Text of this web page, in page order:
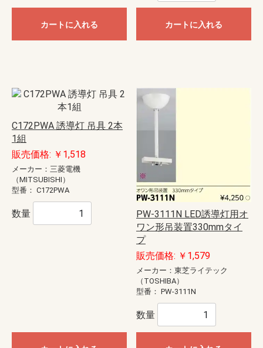
カートに入れる カートに入れる
C172PWA 誘導灯 吊具 2本
1組
販売価格: ￥1,518
メーカー：三菱電機
（MITSUBISHI）
型番： C172PWA
数量
PW-3111N LED誘導灯用オ
ワン形吊装置330mmタイ
プ
販売価格: ￥1,579
メーカー：東芝ライテック
（TOSHIBA）
型番： PW-3111N
数量